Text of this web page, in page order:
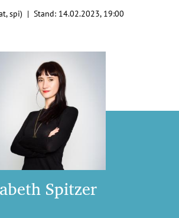
spi) | Stand: 14.02.2023, 19:00
Spitzer